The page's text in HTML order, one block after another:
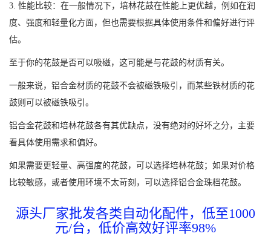
3. 性能比较：在一般情况下，培林花鼓在性能上更优越，例如在润
度、强度和轻量化方面，但也需要根据具体使用条件和偏好进行评
估。
至于你的花鼓是否可以吸磁，这可能是与花鼓的材质有关。
一般来说，铝合金材质的花鼓不会被磁铁吸引，而某些铁材质的花
鼓则可以被磁铁吸引。
铝合金花鼓和培林花鼓各有其优缺点，没有绝对的好坏之分，主要
看具体使用需求和偏好。
如果需要更轻量、高强度的花鼓，可以选择培林花鼓；如果对价格
比较敏感，或者使用环境不太苛刻，可以选择铝合金珠档花鼓。
源头厂家批发各类自动化配件，低至1000
元/台，低价高效好评率98%